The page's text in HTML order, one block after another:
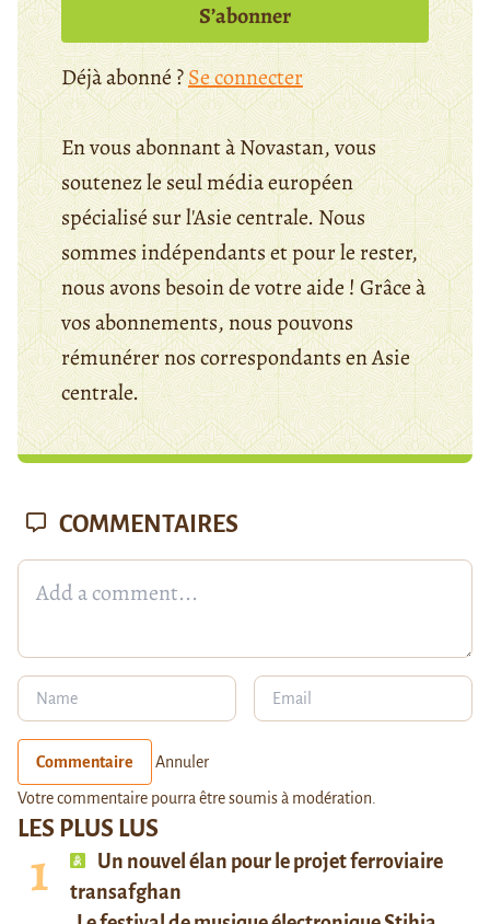
S’abonner
Déjà abonné ?Se connecter
En vous abonnant à Novastan, vous
soutenez le seul média européen
spécialisé sur l'Asie centrale. Nous
sommes indépendants et pour le rester,
nous avons besoin de votre aide ! Grâce à
vos abonnements, nous pouvons
rémunérer nos correspondants en Asie
centrale.
LES PLUS LUS
Un nouvel élan pour le projet ferroviaire
transafghan
COMMENTAIRES
Commentaire Annuler
Votre commentaire pourra être soumis à modération.